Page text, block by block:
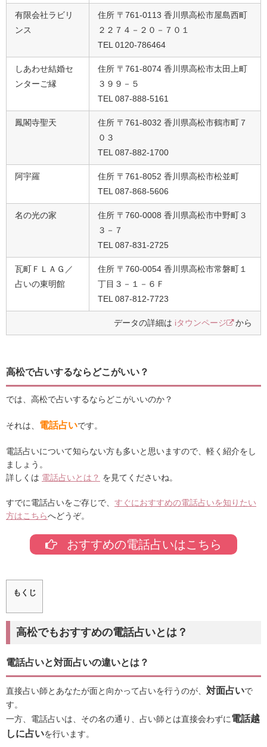
有限会社ラビリ
ンス
住所 〒761-0113 香川県高松市屋島西町
２２７４－２０－７０１
TEL 0120-786464
しあわせ結婚セ
ンターご縁
住所 〒761-8074 香川県高松市太田上町
３９９－５
TEL 087-888-5161
鳳閣寺聖天
住所 〒761-8032 香川県高松市鶴市町７
０３
TEL 087-882-1700
阿宇羅
住所 〒761-8052 香川県高松市松並町
TEL 087-868-5606
名の光の家
住所 〒760-0008 香川県高松市中野町３
３－７
TEL 087-831-2725
瓦町ＦＬＡＧ／
占いの東明館
住所 〒760-0054 香川県高松市常磐町１
丁目３－１－６Ｆ
TEL 087-812-7723
データの詳細は iタウンページ から
高松で占いするならどこがいい？
では、高松で占いするならどこがいいのか？
それは、 電話占いです。
電話占いについて知らない方も多いと思いますので、軽く紹介をし
ましょう。
詳しくは 電話占いとは？ を見てくださいね。
すでに電話占いをご存じで、 すぐにおすすめの電話占いを知りたい
方はこちらへどうぞ。
おすすめの電話占いはこちら
もくじ
高松でもおすすめの電話占いとは？
電話占いと対面占いの違いとは？
直接占い師とあなたが面と向かって占いを行うのが、 対面占いで
す。
一方、電話占いは、その名の通り、占い師とは直接会わずに電話越
しに占いを行います。